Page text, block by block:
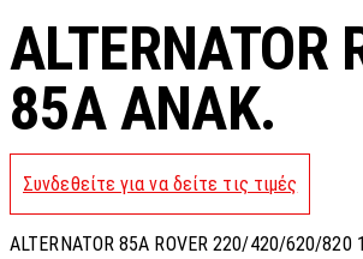
ALTERNATOR
85A ANAK.
Συνδεθείτε για να δείτε τις τιμές
ALTERNATOR 85A ROVER 220/420/620/820